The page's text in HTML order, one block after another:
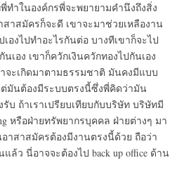
ทำในองค์กรพี่จะพยายามคำนึงถึงสิ่ง
าสมัครก็จะดี เขาจะมาช่วยเหลืองาน
องไปทำอะไรกันต่อ บางทีเขาก็จะไป
เอง เขาก็ควักเงินควักทองไปกันเอง
จะเกิดมาตามธรรมชาติ มันคงมีแบบ
มันต้องมีระบบตรงนี้ซึ่งพี่คิดว่ามัน
บ ถ้าเราเปรียบเทียบกับบริษัท บริษัทมี
หรือฝ่ายทรัพยากรบุคคล ฝ่ายต่างๆ มา
าสาสมัครต้องมีงานตรงนี้ด้วย ถือว่า
ล้ว นี่อาจจะต้องไป back up office ด้าน